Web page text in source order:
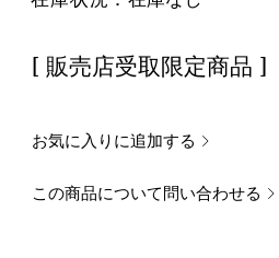
[ 販売店受取限定商品 ]
お気に入りに追加する
この商品について問い合わせる